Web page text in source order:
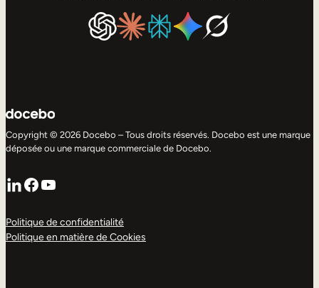
Copyright © 2026 Docebo – Tous droits réservés. Docebo est une marque
déposée ou une marque commerciale de Docebo.
LinkedIn
Facebook
YouTube
Politique de confidentialité
Politique en matière de Cookies